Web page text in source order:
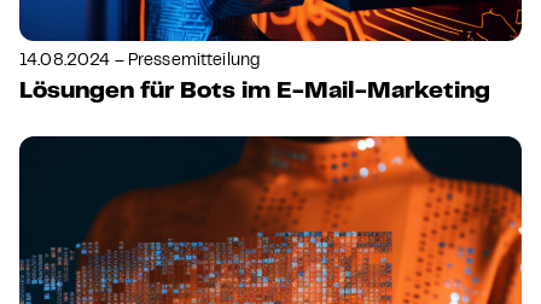
14.08.2024 – Pressemitteilung
Lösungen für Bots im E-Mail-Marketing